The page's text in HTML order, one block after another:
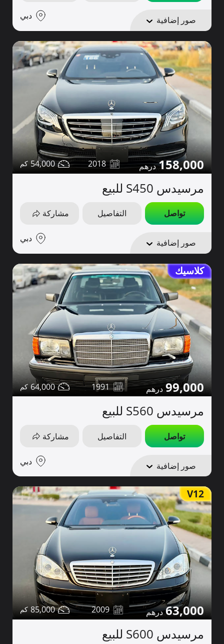
صور إضافية دبي
158,000
2018
54,000
مرسيدس S450 للبيع
تواصل التفاصيل مشاركة
صور إضافية دبي
كلاسيك
99,000
1991
64,000
مرسيدس S560 للبيع
تواصل التفاصيل مشاركة
صور إضافية دبي
V12
63,000
2009
85,000
مرسيدس S600 للبيع